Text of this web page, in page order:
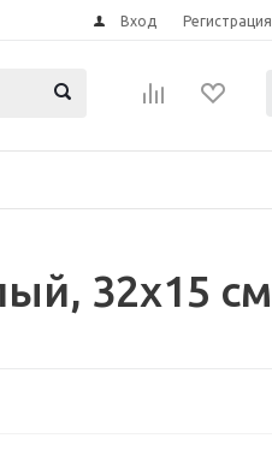
Вход Регистрация
32x15 см